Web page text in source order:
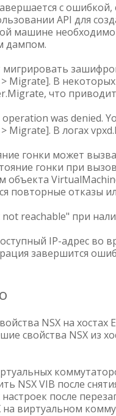
с
API для
машине
дампом.
мигрировать
В некоторых
что
was denied.
Migrate]. В логах
гонки может
гонки при
объекта
повторные отказы
reachable" при
IP-адрес во
завершится
NSX на
свойства NSX из
NSX VIB после
после
виртуальном